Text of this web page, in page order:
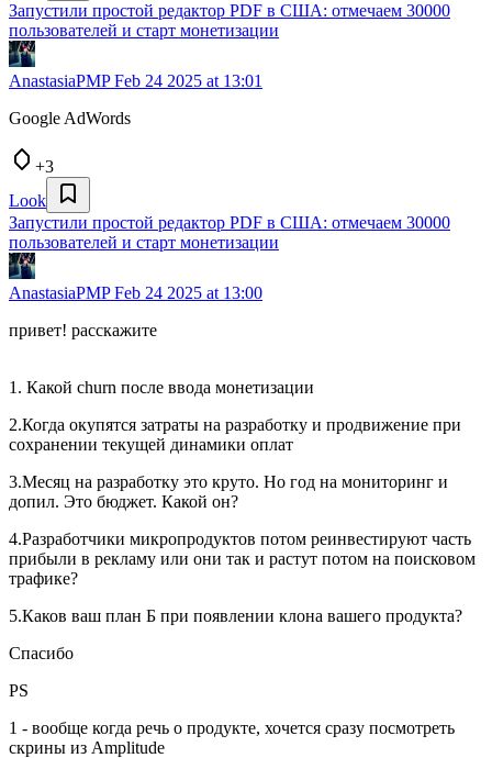
Запустили простой редактор PDF в США: отмечаем 30000
пользователей и старт монетизации
AnastasiaPMPFeb 24 2025 at 13:01
Google AdWords
+3
Look
Запустили простой редактор PDF в США: отмечаем 30000
пользователей и старт монетизации
AnastasiaPMPFeb 24 2025 at 13:00
привет! расскажите
1. Какой churn после ввода монетизации
2.Когда окупятся затраты на разработку и продвижение при
сохранении текущей динамики оплат
3.Месяц на разработку это круто. Но год на мониторинг и
допил. Это бюджет. Какой он?
4.Разработчики микропродуктов потом реинвестируют часть
прибыли в рекламу или они так и растут потом на поисковом
трафике?
5.Каков ваш план Б при появлении клона вашего продукта?
Спасибо
PS
1 - вообще когда речь о продукте, хочется сразу посмотреть
скрины из Amplitude